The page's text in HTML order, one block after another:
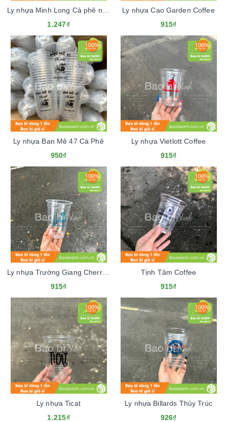
1.247₫
Ly nhựa Cao Garden Coffee
915₫
Ly nhựa Ban Mê 47 Cà Phê
950₫
Ly nhựa Vietlott Coffee
915₫
Ly nhựa Trường Giang Cherry Coffee
915₫
Tịnh Tâm Coffee
915₫
Ly nhựa Ticat
1.215₫
Ly nhựa Billards Thủy Trúc
926₫